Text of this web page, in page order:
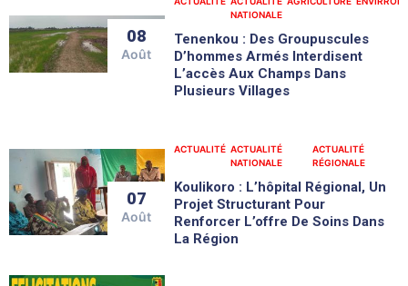
08
Août
NATIONALE
Tenenkou : Des Groupuscules
D’hommes Armés Interdisent
L’accès Aux Champs Dans
Plusieurs Villages
07
Août
ACTUALITÉ ACTUALITÉ
NATIONALE
ACTUALITÉ
RÉGIONALE
Koulikoro : L’hôpital Régional, Un
Projet Structurant Pour
Renforcer L’offre De Soins Dans
La Région